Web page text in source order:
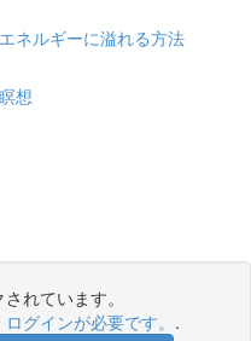
ネルギーに溢れる方法
想
れています。
ログインが必要です。 .